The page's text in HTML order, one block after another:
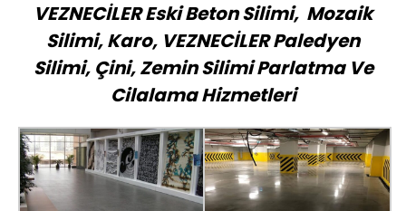
VEZNECİLER Eski Beton Silimi, Mozaik
Silimi, Karo, VEZNECİLER Paledyen
Silimi, Çini, Zemin Silimi Parlatma Ve
Cilalama Hizmetleri